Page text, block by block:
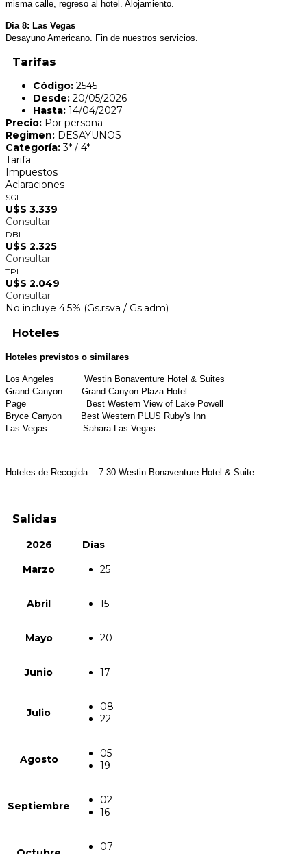
misma calle, regreso al hotel. Alojamiento.
Dia 8: Las Vegas
Desayuno Americano. Fin de nuestros servicios.
Tarifas
Código: 2545
Desde: 20/05/2026
Hasta: 14/04/2027
Precio: Por persona
Regimen: DESAYUNOS
Categoría:3* / 4*
Tarifa
Impuestos
Aclaraciones
SGL
U$S 3.339
Consultar
DBL
U$S 2.325
Consultar
TPL
U$S 2.049
Consultar
No incluye 4.5% (Gs.rsva / Gs.adm)
Hoteles
Hoteles previstos o similares
Los Angeles Westin Bonaventure Hotel & Suites
Grand Canyon Grand Canyon Plaza Hotel
Page Best Western View of Lake Powell
Bryce Canyon Best Western PLUS Ruby's Inn
Las Vegas Sahara Las Vegas
Hoteles de Recogida: 7:30 Westin Bonaventure Hotel & Suite
Salidas
2026
Días
Marzo
25
Abril 15
Mayo 20
Junio 17
Julio
08
22
Agosto
05
19
Septiembre
02
16
07